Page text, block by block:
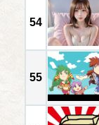
54
55